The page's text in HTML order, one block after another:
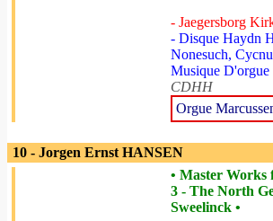
- Jaegersborg
- Disque Haydn
Nonesuch,
Musique D'orgue
CDHH
Orgue
10 - Jorgen Ernst HANSEN
• Master Works
3 - The North
Sweelinck •